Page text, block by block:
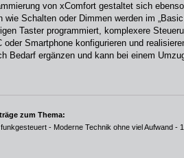
von xComfort gestaltet sich
wie Schalten oder Dimmen werden im
Taster programmiert, komplexere
oder Smartphone konfigurieren und
Bedarf ergänzen und kann bei einem
zum Thema:
- Moderne Technik ohne viel Aufwand -